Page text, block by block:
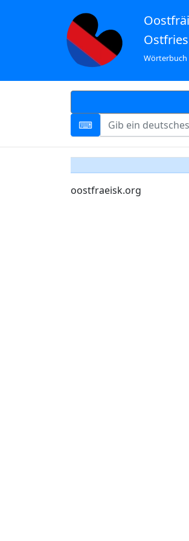
Wörterbuch
oostfraeisk.org